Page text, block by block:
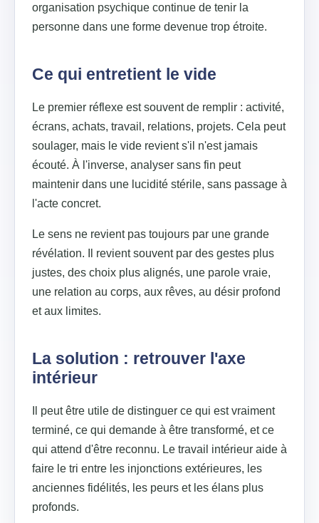
organisation psychique continue de tenir la
personne dans une forme devenue trop étroite.
Ce qui entretient le vide
Le premier réflexe est souvent de remplir : activité,
écrans, achats, travail, relations, projets. Cela peut
soulager, mais le vide revient s'il n'est jamais
écouté. À l'inverse, analyser sans fin peut
maintenir dans une lucidité stérile, sans passage à
l'acte concret.
Le sens ne revient pas toujours par une grande
révélation. Il revient souvent par des gestes plus
justes, des choix plus alignés, une parole vraie,
une relation au corps, aux rêves, au désir profond
et aux limites.
La solution : retrouver l'axe
intérieur
Il peut être utile de distinguer ce qui est vraiment
terminé, ce qui demande à être transformé, et ce
qui attend d'être reconnu. Le travail intérieur aide à
faire le tri entre les injonctions extérieures, les
anciennes fidélités, les peurs et les élans plus
profonds.